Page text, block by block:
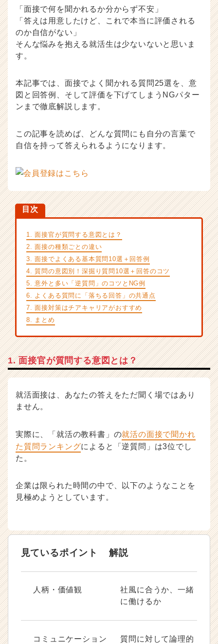
策・
就
ノ
記
事
チ
ャ
長
ら
カ
ウ
ト
が
届
く
就
活
ア
キ
リ
e
e
r
r
e
「面接で何を聞かれるか分からず不安」
「答えは用意したけど、これで本当に評価される
のか自信がない」
そんな悩みを抱える就活生は少ないないと思いま
す。
本記事では、面接でよく聞かれる質問25選を、意
図と回答例、そして評価を下げてしまうNGパター
ンまで徹底解説します。
この記事を読めば、どんな質問にも自分の言葉で
自信を持って答えられるようになります。
目次
1. 面接官が質問する意図とは？
2. 面接の種類ごとの違い
3. 面接でよくある基本質問10選＋回答例
4. 質問の意図別！深掘り質問10選＋回答のコツ
5. 意外と多い「逆質問」のコツとNG例
6. よくある質問に「落ちる回答」の共通点
7. 面接対策はチアキャリアがおすすめ
8. まとめ
1. 面接官が質問する意図とは？
就活面接は、あなたの答えをただ聞く場ではあり
ません。
実際に、「就活の教科書」の就活の面接で聞かれ
た質問ランキングによると「逆質問」は3位でし
た。
企業は限られた時間の中で、以下のようなことを
見極めようとしています。
見ているポイント 解説
人柄・価値観
社風に合うか、一緒
に働けるか
コミュニケーション
質問に対して論理的